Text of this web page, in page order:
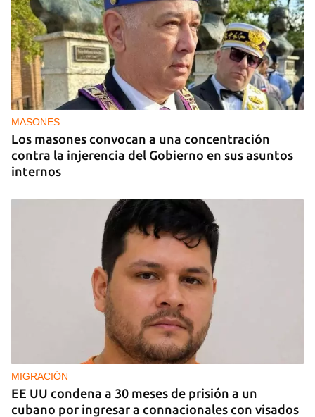
MIAMI
La hija de un diplomático castrista expulsado de
EE UU en 2003 está bajo custodia del ICE
MASONES
Los masones convocan a una concentración
contra la injerencia del Gobierno en sus asuntos
internos
MIGRACIÓN
EE UU condena a 30 meses de prisión a un
cubano por ingresar a connacionales con visados